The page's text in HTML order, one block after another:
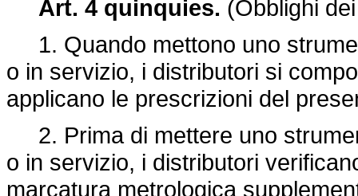
Art. 4 quinquies. (Obblighi
1. Quando mettono uno
o in servizio, i distributori si
applicano le prescrizioni del
2. Prima di mettere uno
o in servizio, i distributori
marcatura metrologica